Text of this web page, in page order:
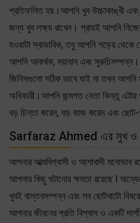
প্রতিফলিত হয়।আপনি খুব উচ্চাকাঙ্খী
জন্য খুব লক্ষ্য রাখেন। প্রায়ই আপনি
হওয়াটা স্বাভাবিক, তবু আপনি গড়ের
আপনি আকর্ষক, দয়াবান এবং
জিনিসগুলো সঠিক ভাবে যাই না তখন
অধিকারী।আপনি জন্মগত নেতা কিন্তু
বড় চিন্তা করেন, বড় কাজ করেন এবং ছোট-
Sarfaraz Ahmed এর সুখ ও
আপনার আত্মবিশ্বাসী ও আশাবাদী
আপনার কিছু ঘটানোর ক্ষমতা রয়েছে l
খুবই বাস্তবসম্পন্ন এবং সব ছোটখাটো
আপনার জীবনের প্রতি বিশ্বাস ও একটি